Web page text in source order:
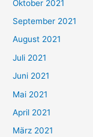
n
n
a
c
h
:
Oktober 2021
September 2021
August 2021
Juli 2021
Juni 2021
Mai 2021
April 2021
März 2021